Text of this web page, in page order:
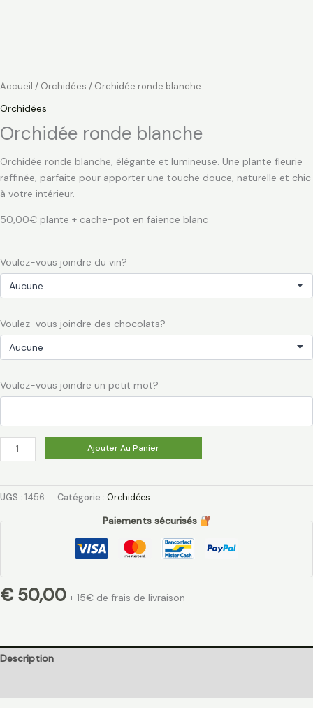
Accueil / Orchidées / Orchidée ronde blanche
Orchidées
Orchidée ronde blanche
Orchidée ronde blanche, élégante et lumineuse. Une plante fleurie
raffinée, parfaite pour apporter une touche douce, naturelle et chic
à votre intérieur.
50,00€ plante + cache-pot en faience blanc
Voulez-vous joindre du vin?
Voulez-vous joindre des chocolats?
Voulez-vous joindre un petit mot?
Ajouter Au Panier
UGS : 1456 Catégorie : Orchidées
Paiements sécurisés
€ 50,00 + 15€ de frais de livraison
Description